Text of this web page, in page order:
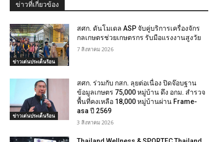
ข่าวที่เกี่ยวข้อง
ข่าวเด่นประเด็นร้อน
สศก. ดันโมเดล ASP จับคู่บริการเครื่องจักร
กลเกษตรช่วยเกษตรกร รับมือแรงงานสูงวัย
7 สิงหาคม 2026
ข่าวเด่นประเด็นร้อน
สศก. ร่วมกับ กสก. ลุยต่อเนื่อง ปิดจ๊อบฐาน
ข้อมูลเกษตร 75,000 หมู่บ้าน ดึง อกม. สำรวจ
พื้นที่คงเหลือ 18,000 หมู่บ้านผ่าน Frame-
asa ปี 2569
3 สิงหาคม 2026